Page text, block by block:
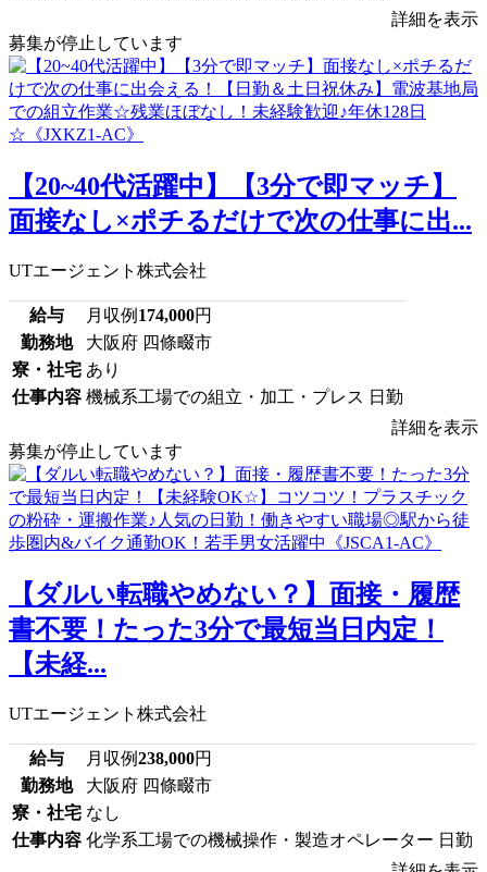
詳細を表示
募集が停止しています
【20~40代活躍中】【3分で即マッチ】
面接なし×ポチるだけで次の仕事に出...
UTエージェント株式会社
給与 月収例 174,000円
勤務地
大阪府 四條畷市
寮・社宅 あり
仕事内容 機械系工場での組立・加工・プレス 日勤
詳細を表示
募集が停止しています
【ダルい転職やめない？】面接・履歴
書不要！たった3分で最短当日内定！
【未経...
UTエージェント株式会社
給与 月収例238,000円
勤務地
大阪府 四條畷市
寮・社宅 なし
仕事内容 化学系工場での機械操作・製造オペレーター 日勤